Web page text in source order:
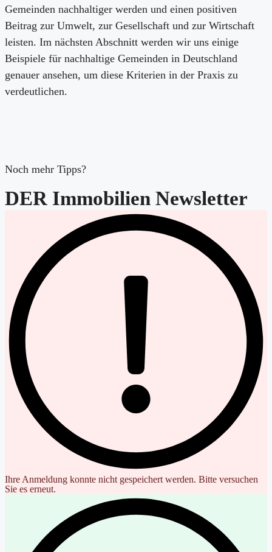
Gemeinden nachhaltiger werden und einen positiven
Beitrag zur Umwelt, zur Gesellschaft und zur Wirtschaft
leisten. Im nächsten Abschnitt werden wir uns einige
Beispiele für nachhaltige Gemeinden in Deutschland
genauer ansehen, um diese Kriterien in der Praxis zu
verdeutlichen.
Noch mehr Tipps?
DER Immobilien Newsletter
Ihre Anmeldung konnte nicht gespeichert werden. Bitte versuchen
Sie es erneut.